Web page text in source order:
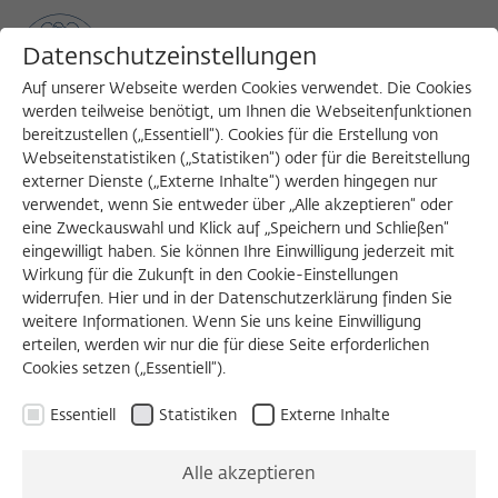
MENU
Search
Datenschutzeinstellungen
Auf unserer Webseite werden Cookies verwendet. Die Cookies
werden teilweise benötigt, um Ihnen die Webseitenfunktionen
bereitzustellen („Essentiell“). Cookies für die Erstellung von
Webseitenstatistiken („Statistiken“) oder für die Bereitstellung
externer Dienste („Externe Inhalte“) werden hingegen nur
verwendet, wenn Sie entweder über „Alle akzeptieren“ oder
eine Zweckauswahl und Klick auf „Speichern und Schließen“
eingewilligt haben. Sie können Ihre Einwilligung jederzeit mit
Wirkung für die Zukunft in den Cookie-Einstellungen
widerrufen. Hier und in der Datenschutzerklärung finden Sie
weitere Informationen. Wenn Sie uns keine Einwilligung
erteilen, werden wir nur die für diese Seite erforderlichen
Cookies setzen („Essentiell“).
Essentiell Statistiken Externe Inhalte
Alle akzeptieren